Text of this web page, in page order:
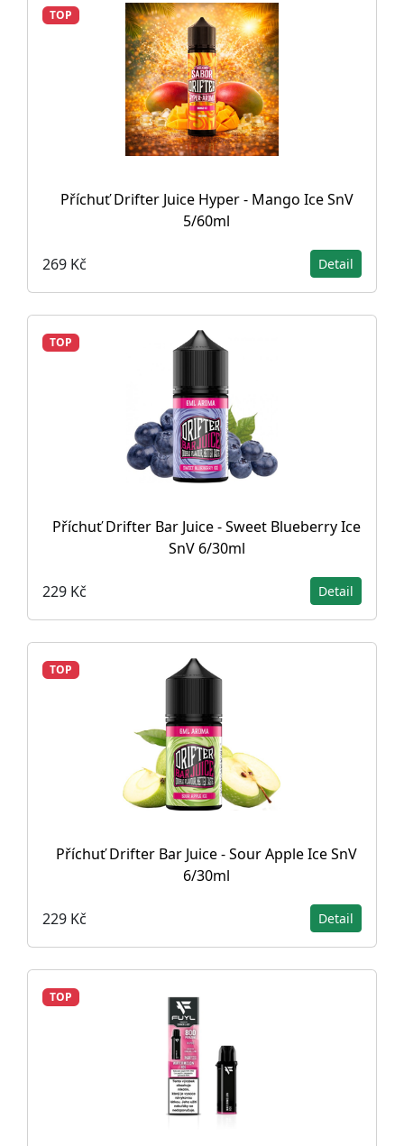
TOP
Příchuť Drifter Juice Hyper - Mango Ice SnV
5/60ml
269 Kč Detail
TOP
Příchuť Drifter Bar Juice - Sweet Blueberry Ice
SnV 6/30ml
229 Kč Detail
TOP
Příchuť Drifter Bar Juice - Sour Apple Ice SnV
6/30ml
229 Kč Detail
TOP